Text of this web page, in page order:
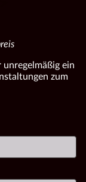
ein
zum